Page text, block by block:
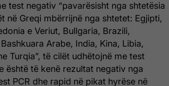
test negativ “pavarësisht nga shtetësia
në Greqi mbërrijnë nga shtetet: Egjipti,
e Veriut, Bullgaria, Brazili,
Arabe, India, Kina, Libia,
Turqia”, të cilët udhëtojnë me test
është të kenë rezultat negativ nga
PCR dhe rapid në pikat hyrëse në